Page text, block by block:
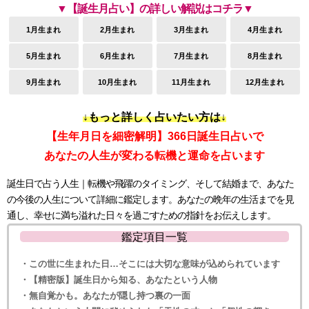
▼【誕生月占い】の詳しい解説はコチラ▼
1月生まれ 2月生まれ 3月生まれ 4月生まれ
5月生まれ 6月生まれ 7月生まれ 8月生まれ
9月生まれ 10月生まれ 11月生まれ 12月生まれ
↓もっと詳しく占いたい方は↓
【生年月日を細密解明】366日誕生日占いで
あなたの人生が変わる転機と運命を占います
誕生日で占う人生｜転機や飛躍のタイミング、そして結婚まで、あなた
の今後の人生について詳細に鑑定します。あなたの晩年の生活までを見
通し、幸せに満ち溢れた日々を過ごすための指針をお伝えします。
鑑定項目一覧
・この世に生まれた日…そこには大切な意味が込められています
・【精密版】誕生日から知る、あなたという人物
・無自覚かも。あなたが隠し持つ裏の一面